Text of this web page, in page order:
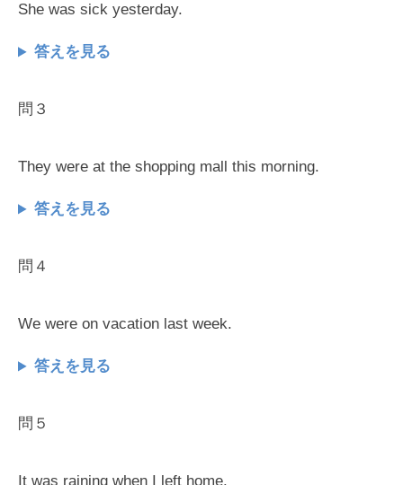
She was sick yesterday.
答えを見る
問３
They were at the shopping mall this morning.
答えを見る
問４
We were on vacation last week.
答えを見る
問５
It was raining when I left home.